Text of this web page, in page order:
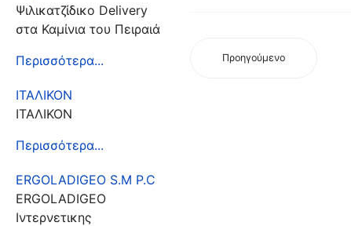
Ψιλικατζίδικο Delivery
στα Καμίνια του Πειραιά
Περισσότερα...
ΙΤΑΛΙΚΟΝ
ΙΤΑΛΙΚΟΝ
Περισσότερα...
ERGOLADIGEO S.M P.C
ERGOLADIGEO
Iντερνετικης
Προηγούμενο